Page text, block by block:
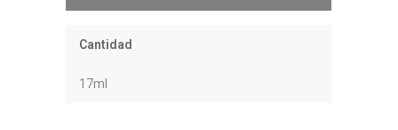
Cantidad
17ml